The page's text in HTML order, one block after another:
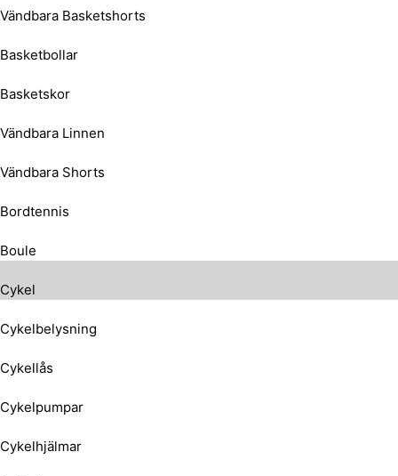
Vändbara Basketshorts
Basketbollar
Basketskor
Vändbara Linnen
Vändbara Shorts
Bordtennis
Boule
Cykel
Cykelbelysning
Cykellås
Cykelpumpar
Cykelhjälmar